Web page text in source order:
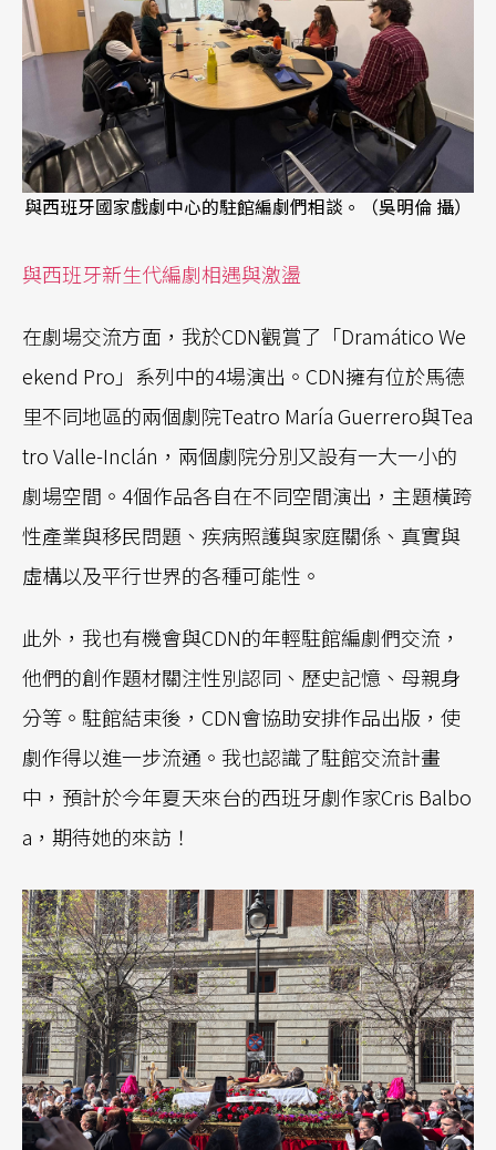
與西班牙國家戲劇中心的駐館編劇們相談。（吳明倫 攝）
與西班牙新生代編劇相遇與激盪
在劇場交流方面，我於CDN觀賞了「Dramático We
ekend Pro」系列中的4場演出。CDN擁有位於馬德
里不同地區的兩個劇院Teatro María Guerrero與Tea
tro Valle-Inclán，兩個劇院分別又設有一大一小的
劇場空間。4個作品各自在不同空間演出，主題橫跨
性產業與移民問題、疾病照護與家庭關係、真實與
虛構以及平行世界的各種可能性。
此外，我也有機會與CDN的年輕駐館編劇們交流，
他們的創作題材關注性別認同、歷史記憶、母親身
分等。駐館結束後，CDN會協助安排作品出版，使
劇作得以進一步流通。我也認識了駐館交流計畫
中，預計於今年夏天來台的西班牙劇作家Cris Balbo
a，期待她的來訪！